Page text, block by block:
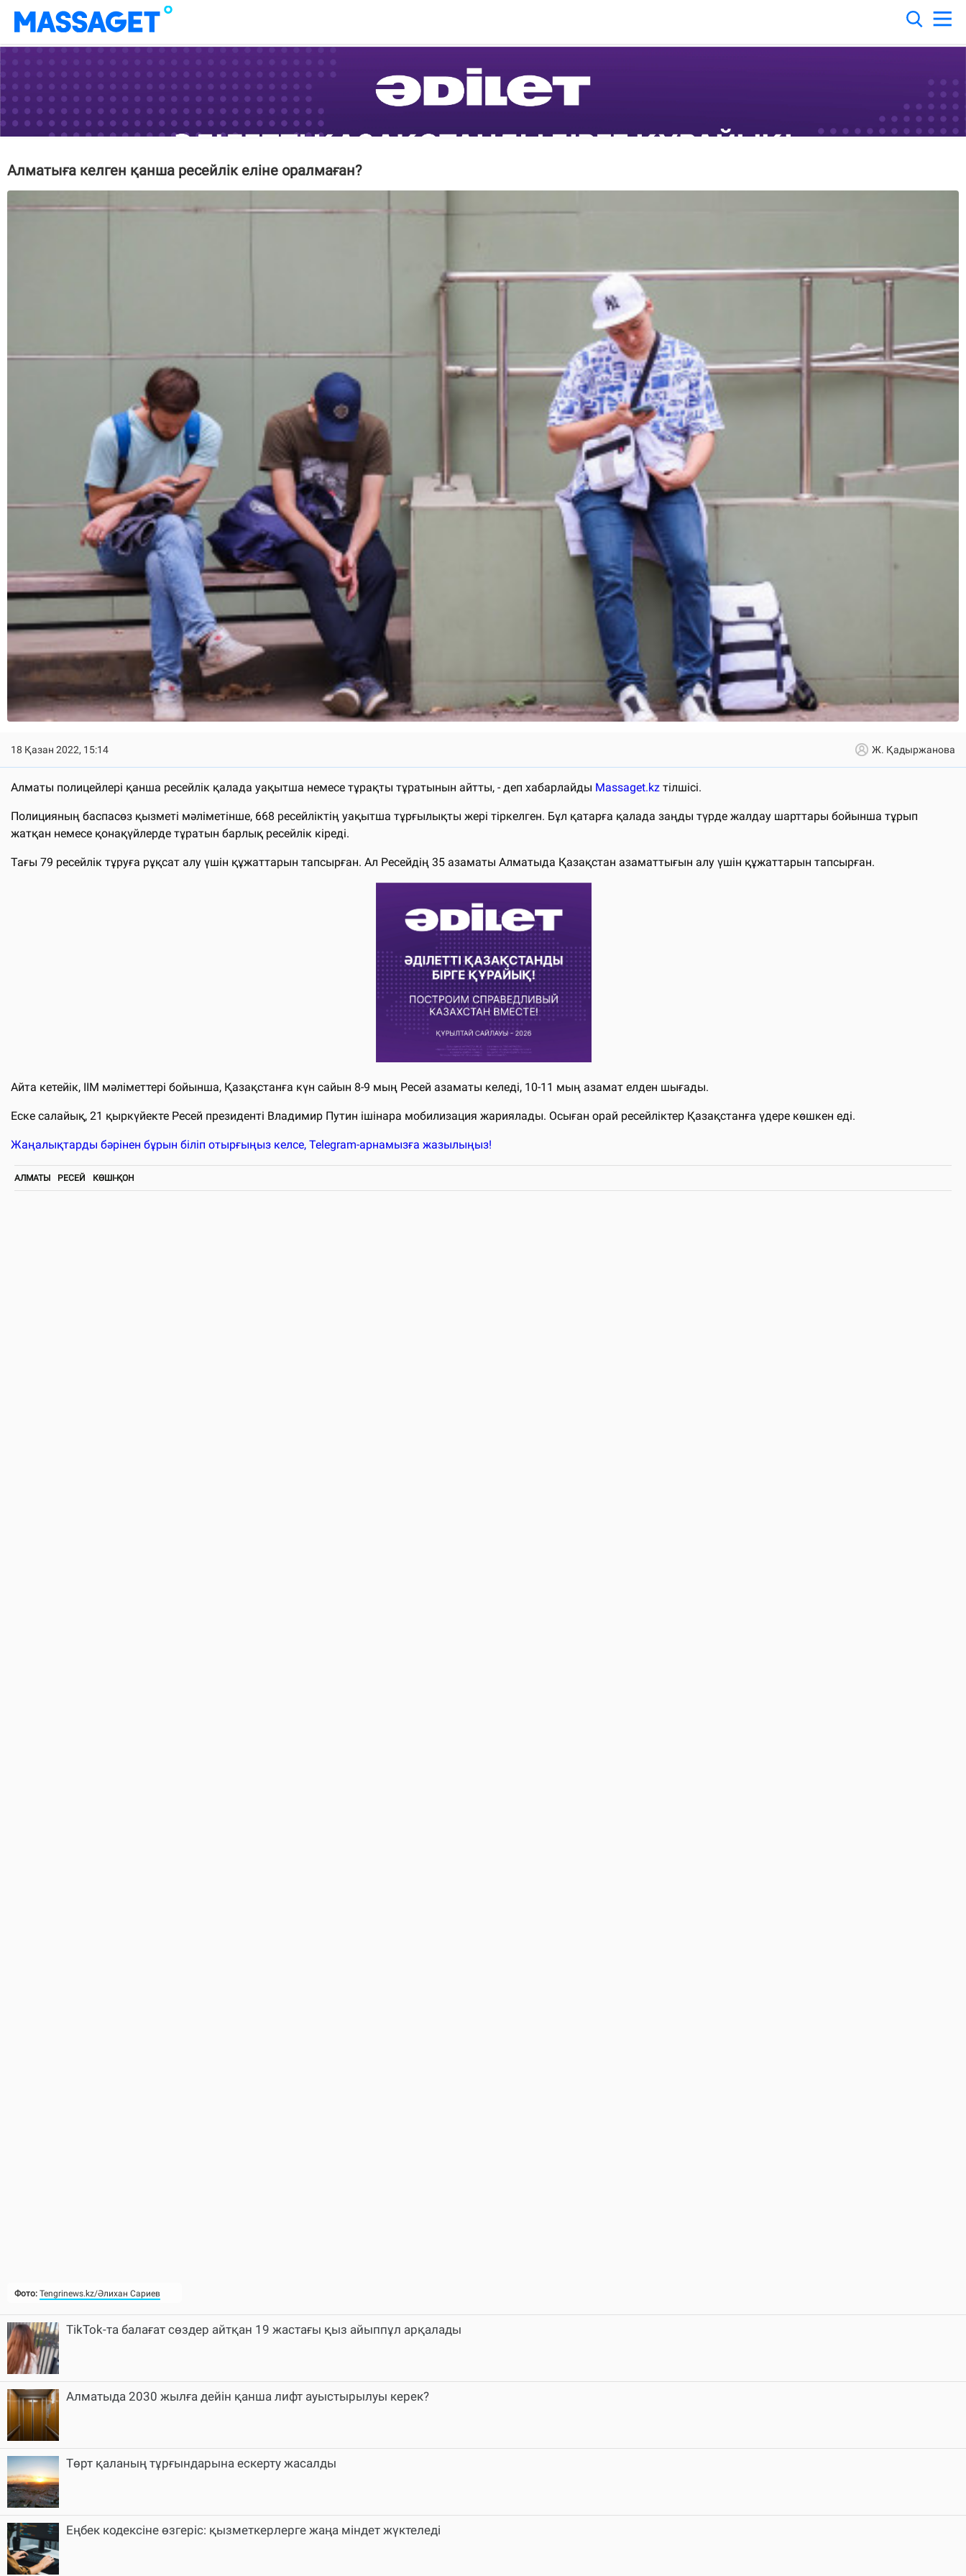
Алматыға келген қанша ресейлік еліне оралмаған?
18 Қазан 2022, 15:14
Фото: Tengrinews.kz/Әлихан Сариев
Ж. Қадыржанова
Алматы полицейлері қанша ресейлік қалада уақытша немесе тұрақты тұратынын айтты, - деп хабарлайды Massaget.kz тілшісі.
Полицияның баспасөз қызметі мәліметінше, 668 ресейліктің уақытша тұрғылықты жері тіркелген. Бұл қатарға қалада заңды түрде жалдау шарттары бойынша тұрып
жатқан немесе қонақүйлерде тұратын барлық ресейлік кіреді.
Тағы 79 ресейлік тұруға рұқсат алу үшін құжаттарын тапсырған. Ал Ресейдің 35 азаматы Алматыда Қазақстан азаматтығын алу үшін құжаттарын тапсырған.
Айта кетейік, ІІМ мәліметтері бойынша, Қазақстанға күн сайын 8-9 мың Ресей азаматы келеді, 10-11 мың азамат елден шығады.
Еске салайық, 21 қыркүйекте Ресей президенті Владимир Путин ішінара мобилизация жариялады. Осыған орай ресейліктер Қазақстанға үдере көшкен еді.
Жаңалықтарды бәрінен бұрын біліп отырғыңыз келсе, Telegram-арнамызға жазылыңыз!
АЛМАТЫ РЕСЕЙ КӨШІ-ҚОН
TikTok-та балағат сөздер айтқан 19 жастағы қыз айыппұл арқалады
Алматыда 2030 жылға дейін қанша лифт ауыстырылуы керек?
Төрт қаланың тұрғындарына ескерту жасалды
Еңбек кодексіне өзгеріс: қызметкерлерге жаңа міндет жүктеледі